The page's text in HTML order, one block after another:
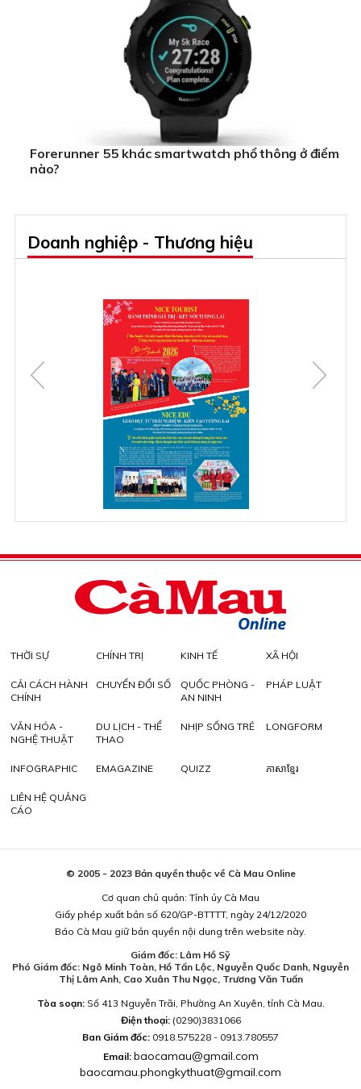
Forerunner 55 khác smartwatch phổ thông ở điểm
nào?
Doanh nghiệp - Thương hiệu
THỜI SỰ CHÍNH TRỊ KINH TẾ XÃ HỘI
CẢI CÁCH HÀNH
CHÍNH
CHUYỂN ĐỔI SỐ
QUỐC PHÒNG -
AN NINH
PHÁP LUẬT
VĂN HÓA -
NGHỆ THUẬT
DU LỊCH - THỂ
THAO
NHỊP SỐNG TRẺ LONGFORM
INFOGRAPHIC EMAGAZINE QUIZZ ភាសាខ្មែរ
LIÊN HỆ QUẢNG
CÁO
© 2005 - 2023 Bản quyền thuộc về Cà Mau Online
Cơ quan chủ quản: Tỉnh ủy Cà Mau
Giấy phép xuất bản số 620/GP-BTTTT, ngày 24/12/2020
Báo Cà Mau giữ bản quyền nội dung trên website này.
Giám đốc: Lâm Hồ Sỹ
Phó Giám đốc: Ngô Minh Toàn, Hồ Tấn Lộc, Nguyễn Quốc Danh, Nguyễn
Thị Lâm Anh, Cao Xuân Thu Ngọc, Trương Văn Tuấn
Tòa soạn:Số 413 Nguyễn Trãi, Phường An Xuyên, tỉnh Cà Mau.
Điện thoại: (0290)3831066
Ban Giám đốc: 0918.575228 - 0913.780557
Email: baocamau@gmail.com
baocamau.phongkythuat@gmail.com